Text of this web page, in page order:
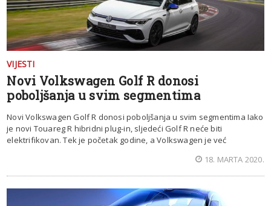
VIJESTI
Novi Volkswagen Golf R donosi
poboljšanja u svim segmentima
Novi Volkswagen Golf R donosi poboljšanja u svim segmentima Iako
je novi Touareg R hibridni plug-in, sljedeći Golf R neće biti
elektrifikovan. Tek je početak godine, a Volkswagen je već
18. MARTA 2020.